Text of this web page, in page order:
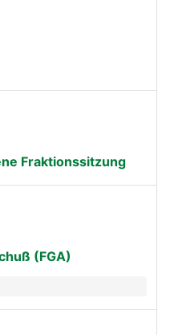
Fraktionssitzung
(FGA)